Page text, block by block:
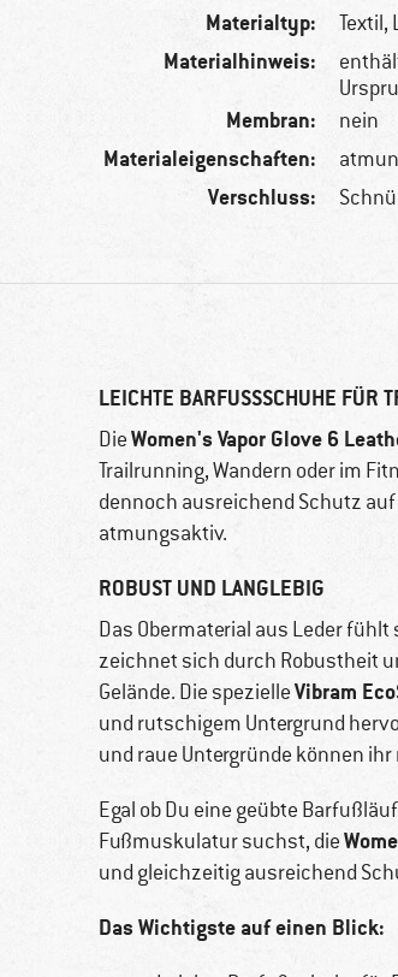
Materialtyp: Textil,
Materialhinweis:
Membran: nein
Materialeigenschaften:
Verschluss:
LEICHTE BARFUSSSCHUHE FÜR
DieWomen's Vapor Glove 6
Trailrunning, Wandern oder im
dennoch ausreichend Schutz
atmungsaktiv.
ROBUST UND LANGLEBIG
Das Obermaterial aus Leder
zeichnet sich durch Robustheit
Gelände. Die spezielleVibram
und rutschigem Untergrund
und raue Untergründe können
Egal ob Du eine geübte
Fußmuskulatur suchst, die
und gleichzeitig ausreichend
Das Wichtigste auf einen Blick: